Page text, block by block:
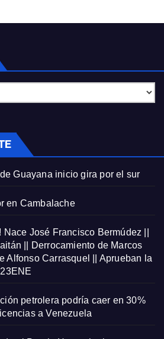
Guayana inicio gira por el sur
en Cambalache
Nace José Francisco Bermúdez ||
|| Derrocamiento de Marcos
Alfonso Carrasquel || Aprueban la
petrolera podría caer en 30%
a Venezuela